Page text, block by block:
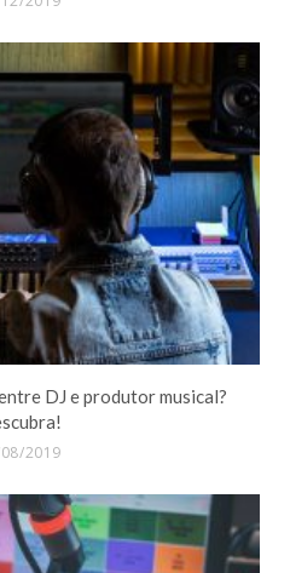
DJ e produtor musical?
2019